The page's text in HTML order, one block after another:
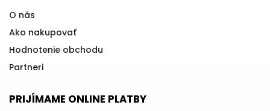
O nás
Ako nakupovať
Hodnotenie obchodu
Partneri
PRIJÍMAME ONLINE PLATBY